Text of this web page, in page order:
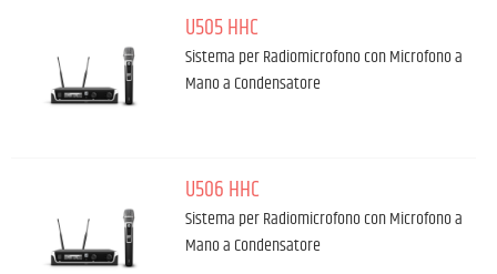
U505 HHC
Sistema per Radiomicrofono con Microfono a
Mano a Condensatore
U506 HHC
Sistema per Radiomicrofono con Microfono a
Mano a Condensatore